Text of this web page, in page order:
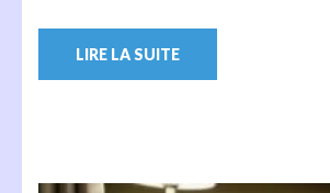
LIRE LA SUITE